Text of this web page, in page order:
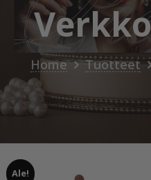
Home Tuotteet
Ale!